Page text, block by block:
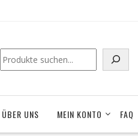
Suchen
ÜBER UNS MEIN KONTO FAQ